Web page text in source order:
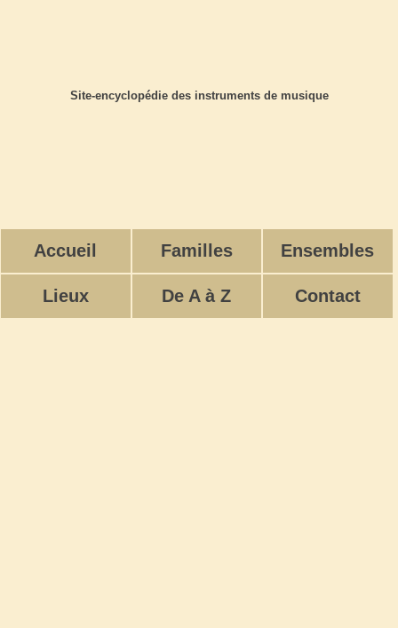
Site-encyclopédie des instruments de musique
Accueil Familles Ensembles
Lieux De A à Z Contact